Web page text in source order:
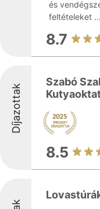
és
feltételeket ...
8.7
Díjazottak
Szabó
8.5